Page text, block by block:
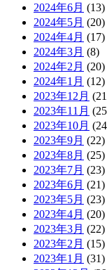
2024年6月 (13)
2024年5月 (20)
2024年4月 (17)
2024年3月 (8)
2024年2月 (20)
2024年1月 (12)
2023年12月
2023年11月
2023年10月
2023年9月 (22)
2023年8月 (25)
2023年7月 (23)
2023年6月 (21)
2023年5月 (23)
2023年4月 (20)
2023年3月 (22)
2023年2月 (15)
2023年1月 (31)